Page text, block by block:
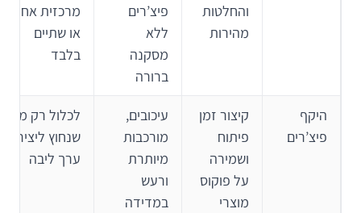
והחלטות
מהירות
פיצ’רים
ללא
מסקנה
ברורה
מרכזית אחת
או שתיים
בלבד
היקף
פיצ’רים
קיצור זמן
פיתוח
ושמירה
על פוקוס
מוצרי
עיכובים,
מורכבות
מיותרת
ורעש
במדידה
לכלול רק מה
שנחוץ ליצירת
ערך ליבה